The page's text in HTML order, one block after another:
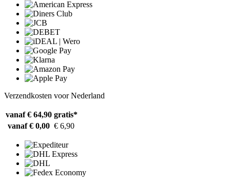
Verzendkosten voor Nederland
vanaf € 64,90 gratis*
vanaf € 0,00 € 6,90